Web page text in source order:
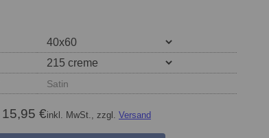
Satin
15,95 €inkl. MwSt., zzgl. Versand